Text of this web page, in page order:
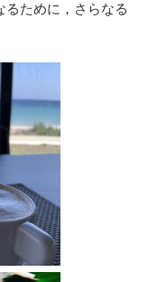
るために，さらなる